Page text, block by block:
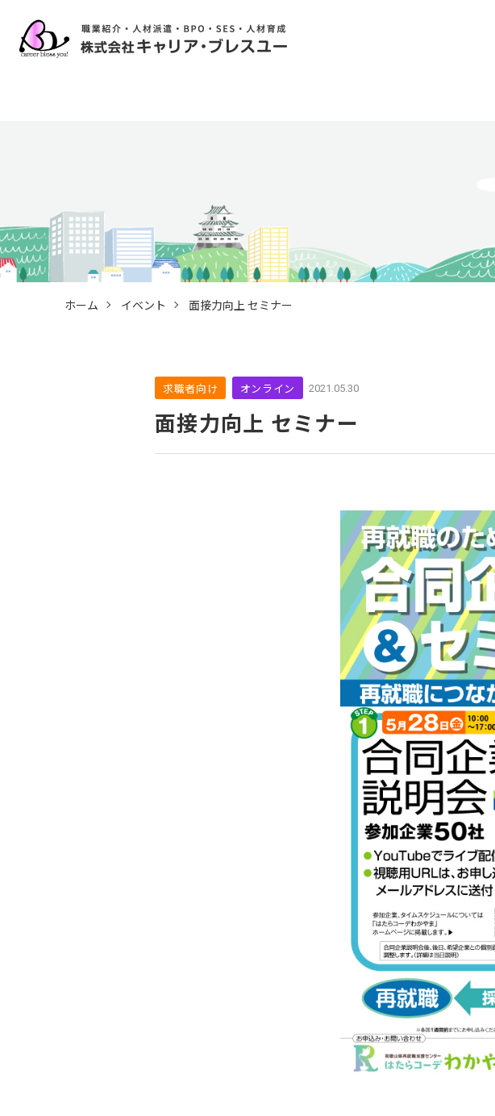
ホーム イベント 面接力向上 セミナー
求職者向け オンライン 2021.05.30
面接力向上 セミナー